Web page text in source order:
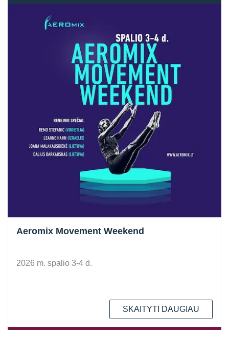
Aeromix Movement Weekend
2026 m. spalio 3-4 d.
SKAITYTI DAUGIAU